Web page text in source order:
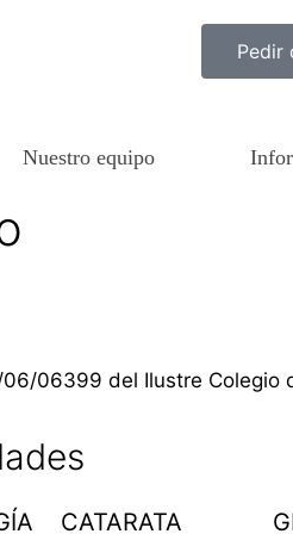
Pedir
Nuestro equipo
06399 del Ilustre Colegio
CATARATA